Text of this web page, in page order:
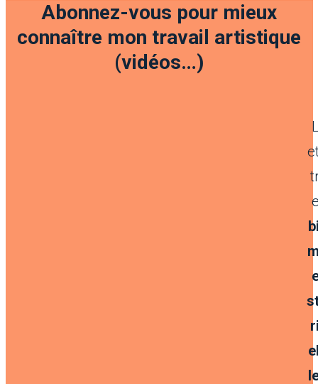
Abonnez-vous pour mieux
connaître mon travail artistique
(vidéos…)